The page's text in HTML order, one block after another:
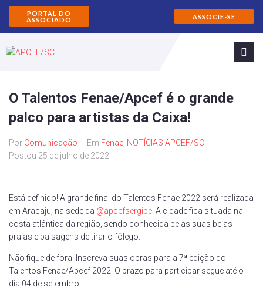
PORTAL DO
ASSOCIADO
ASSOCIE-SE
O Talentos Fenae/Apcef é o grande
palco para artistas da Caixa!
Por Comunicação Em Fenae NOTÍCIAS APCEF/SC
Postou 25 de julho de 2022
Está definido! A grande final do Talentos Fenae 2022 será realizada
em Aracaju, na sede da @apcefsergipe . A cidade fica situada na
costa atlântica da região, sendo conhecida pelas suas belas
praias e paisagens de tirar o fôlego.
Não fique de fora! Inscreva suas obras para a 7ª edição do
Talentos Fenae/Apcef 2022. O prazo para participar segue até o
dia 04 de setembro.